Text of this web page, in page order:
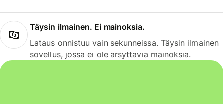
Täysin ilmainen. Ei mainoksia.
Lataus onnistuu vain sekunneissa. Täysin ilmainen
sovellus, jossa ei ole ärsyttäviä mainoksia.